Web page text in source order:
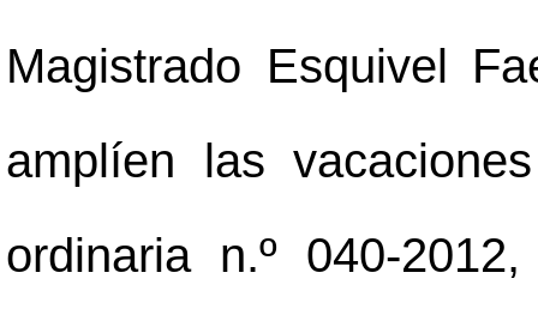
Magistrado Esquivel
amplíen las
ordinaria n.º 040-